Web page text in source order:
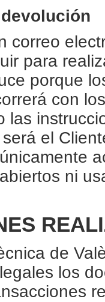
correo
para
porque
con
las
el
ni
de
los